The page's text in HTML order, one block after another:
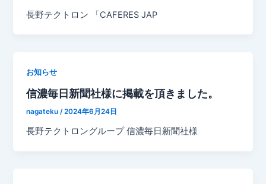
長野テクトロン 「CAFERES JAP
お知らせ
信濃毎日新聞社様に掲載を頂きました。
nagateku/2024年6月24日
長野テクトロングループ 信濃毎日新聞社様